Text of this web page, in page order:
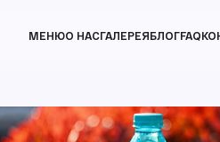
МЕНЮО НАСГАЛЕРЕЯБЛОГFAQ